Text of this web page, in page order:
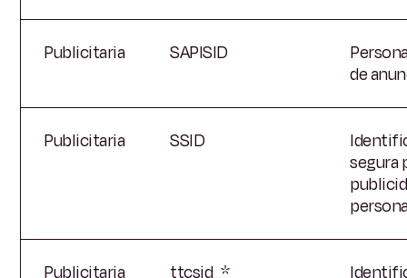
Publicitaria SAPISID
de
Publicitaria SSID
segura
Publicitaria ttcsid_*